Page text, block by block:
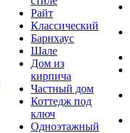
Райт
Классический
Барнхаус
Шале
Дом из
кирпича
Частный дом
Коттедж под
ключ
Одноэтажный